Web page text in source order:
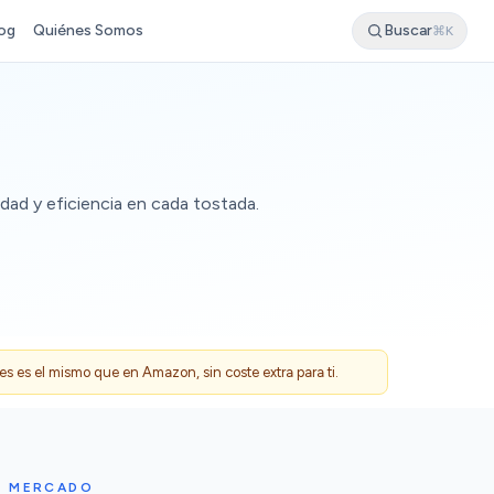
Quiénes Somos Buscar⌘K
y eficiencia en cada tostada.
es el mismo que en Amazon, sin coste extra para ti.